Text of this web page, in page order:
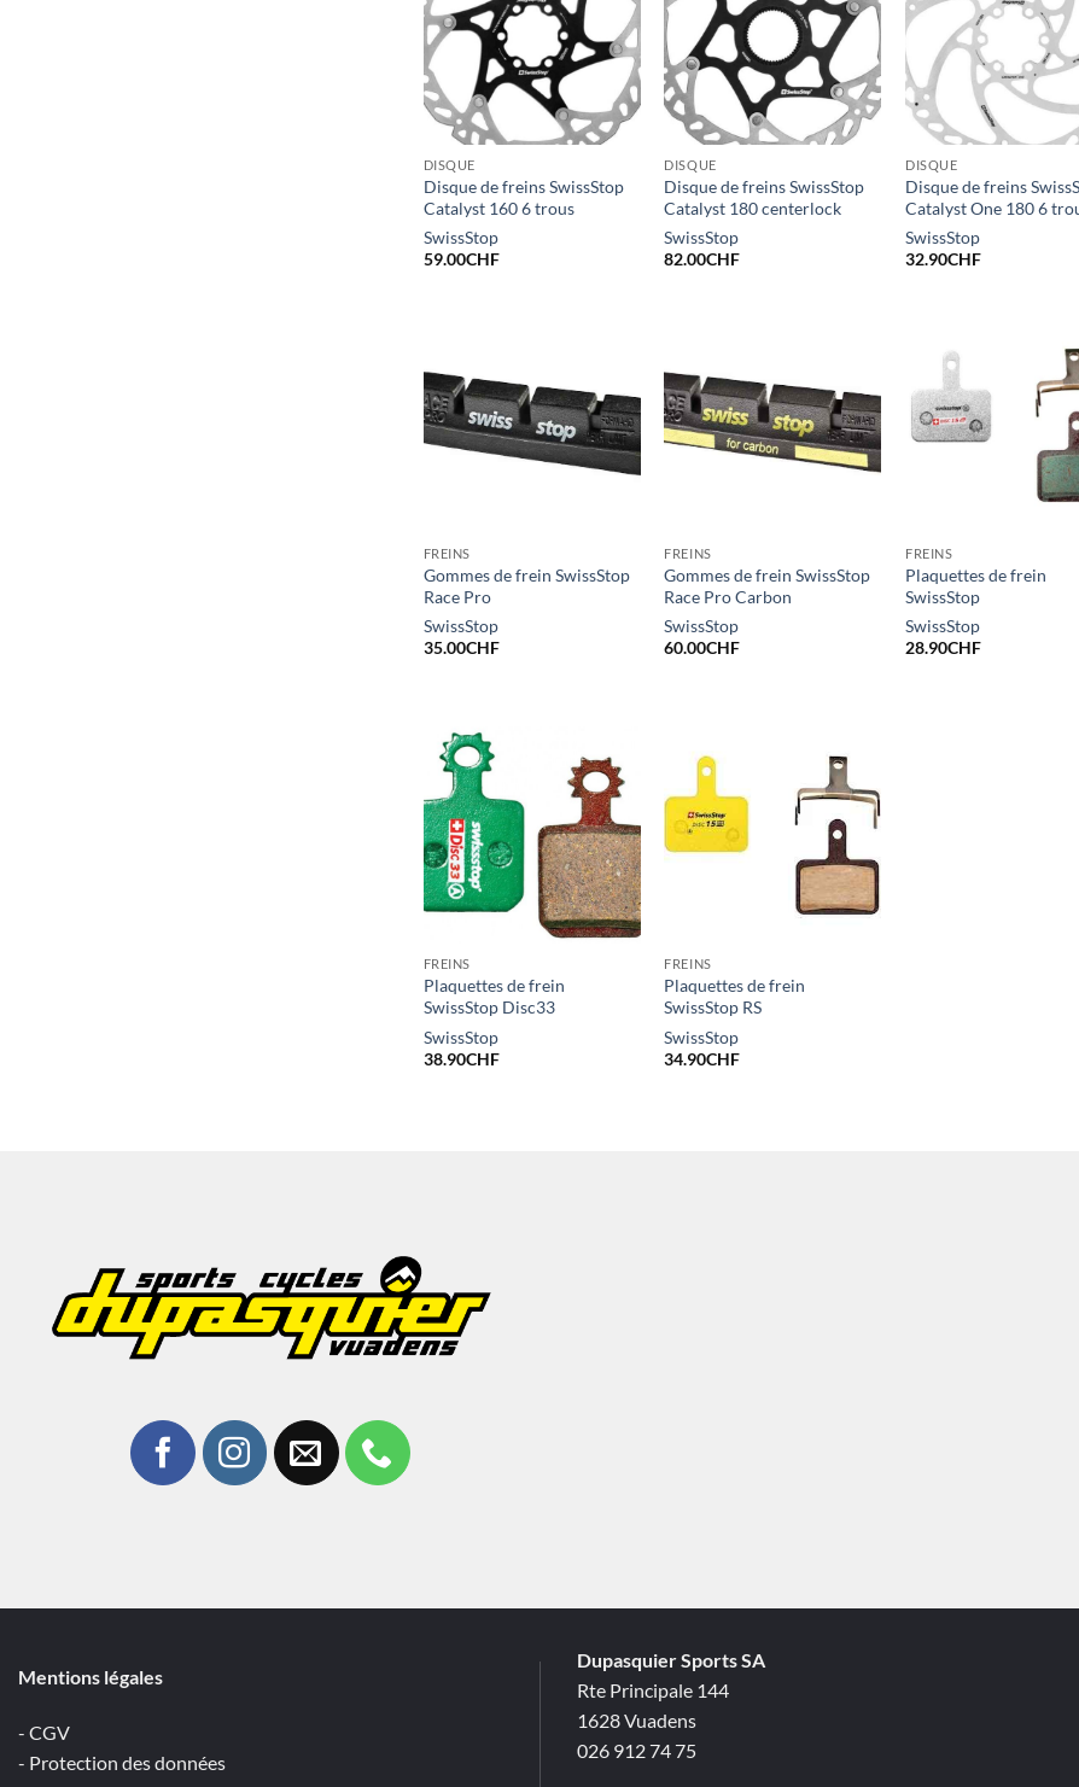
DISQUE
Disque de freins SwissStop
Catalyst 160 6 trous
SwissStop
59.00CHF
DISQUE
Disque de freins SwissStop
Catalyst 180 centerlock
SwissStop
82.00CHF
DISQUE
Disque de freins
Catalyst One 180 6
SwissStop
32.90CHF
FREINS
Gommes de frein SwissStop
Race Pro
SwissStop
35.00CHF
FREINS
Gommes de frein SwissStop
Race Pro Carbon
SwissStop
60.00CHF
FREINS
Plaquettes de frein
SwissStop
SwissStop
28.90CHF
FREINS
Plaquettes de frein
SwissStop Disc33
SwissStop
38.90CHF
FREINS
Plaquettes de frein
SwissStop RS
SwissStop
34.90CHF
Mentions légales
- CGV
- Protection des données
Dupasquier Sports SA
Rte Principale 144
1628 Vuadens
026 912 74 75